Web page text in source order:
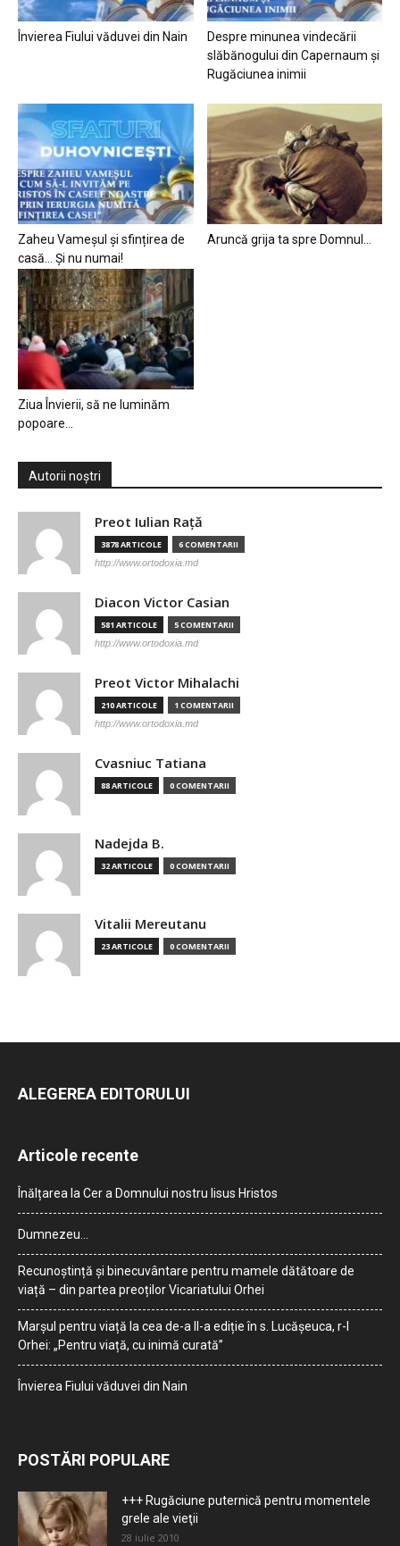
Învierea Fiului văduvei din Nain
Despre minunea vindecării
slăbănogului din Capernaum și
Rugăciunea inimii
Zaheu Vameșul și sfințirea de
casă… Și nu numai!
Aruncă grija ta spre Domnul…
Ziua Învierii, să ne luminăm
popoare…
Autorii noștri
Preot Iulian Raţă
3878 ARTICOLE 6 COMENTARII
http://www.ortodoxia.md
Diacon Victor Casian
581 ARTICOLE 5 COMENTARII
http://www.ortodoxia.md
Preot Victor Mihalachi
210 ARTICOLE 1 COMENTARII
http://www.ortodoxia.md
Cvasniuc Tatiana
88 ARTICOLE 0 COMENTARII
Nadejda B.
32 ARTICOLE 0 COMENTARII
Vitalii Mereutanu
23 ARTICOLE 0 COMENTARII
ALEGEREA EDITORULUI
Articole recente
Înălțarea la Cer a Domnului nostru Iisus Hristos
Dumnezeu…
Recunoștință și binecuvântare pentru mamele dătătoare de
viață – din partea preoților Vicariatului Orhei
Marșul pentru viață la cea de-a II-a ediție în s. Lucășeuca, r-l
Orhei: „Pentru viață, cu inimă curată”
Învierea Fiului văduvei din Nain
POSTĂRI POPULARE
+++ Rugăciune puternică pentru momentele
grele ale vieţii
28 iulie 2010